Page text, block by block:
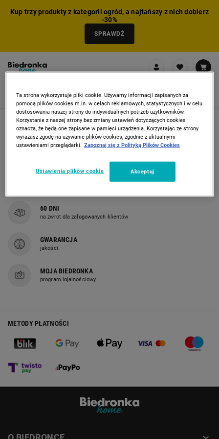
Kup trzy produkty z kategorii ogród, a najtańszy z nich dobierz
-30%
SPRAWDŹ
DODANO PRODUKT DO KOSZYKA
ZMNIEJSZONO LICZBĘ PRODUKTÓW
USUNIĘTO PRODUKT Z KOSZYKA
ZESTAW DODANY DO KOSZYKA
NIE MOŻNA BYŁO DODAĆ CAŁEGO ZESTAWU DO KOSZYKA
100%
60 DNI
na zwrot dla zalogowanych klientów
GWARANCJA
jakości
MOJA BIEDRONKA
program lojalnościowy
METODY PŁATNOŚCI
Ta strona wykorzystuje pliki cookie. Używamy informacji zapisanych za
pomocą plików cookies m.in. w celach reklamowych, statystycznych i w celu
dostosowania naszej strony do indywidualnych potrzeb użytkowników.
Korzystanie z naszej strony bez zmiany ustawień dotyczących cookies
oznacza, że będą one zapisane w pamięci urządzenia. Korzystając ze strony
wyrażasz zgodę na używanie plików cookies, zgodnie z aktualnymi
ustawieniami przeglądarki. Zapoznaj się z Polityką Plików Cookies
Ustawienia plików cookie Akceptuj